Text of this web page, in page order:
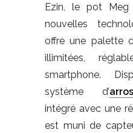
Ezin, le pot Meg
nouvelles
offre une palette
illimitées,
smartphone.
système d’
intégré avec une
est muni de